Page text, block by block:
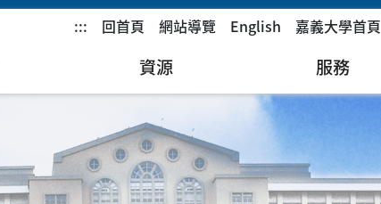
::: 回首頁 網站導覽 English 嘉義大學首頁
資源 服務